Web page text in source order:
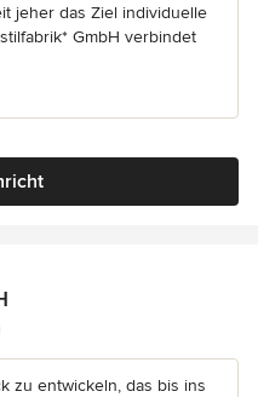
jeher das Ziel individuelle
GmbH verbindet
5 Sternen
zu entwickeln, das bis ins